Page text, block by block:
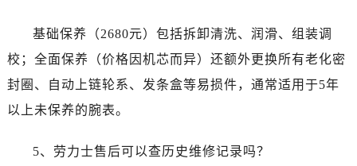
基础保养（2680元）包括拆卸清洗、润滑、组装调
校；全面保养（价格因机芯而异）还额外更换所有老化密
封圈、自动上链轮系、发条盒等易损件，通常适用于5年
以上未保养的腕表。
5、劳力士售后可以查历史维修记录吗？